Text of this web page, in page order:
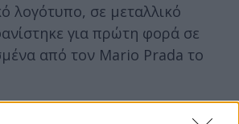
λογότυπο, σε μεταλλικό
για πρώτη φορά σε
από τον Mario Prada το